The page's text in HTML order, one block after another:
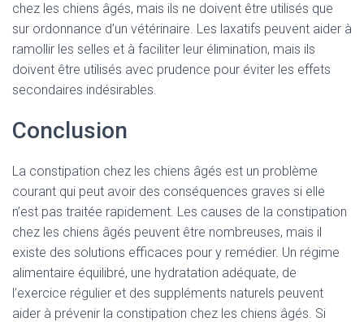
chez les chiens âgés, mais ils ne doivent être utilisés que
sur ordonnance d’un vétérinaire. Les laxatifs peuvent aider à
ramollir les selles et à faciliter leur élimination, mais ils
doivent être utilisés avec prudence pour éviter les effets
secondaires indésirables.
Conclusion
La constipation chez les chiens âgés est un problème
courant qui peut avoir des conséquences graves si elle
n’est pas traitée rapidement. Les causes de la constipation
chez les chiens âgés peuvent être nombreuses, mais il
existe des solutions efficaces pour y remédier. Un régime
alimentaire équilibré, une hydratation adéquate, de
l’exercice régulier et des suppléments naturels peuvent
aider à prévenir la constipation chez les chiens âgés. Si